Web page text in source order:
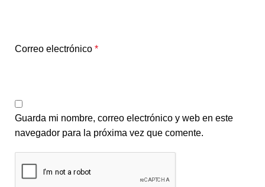
Correo electrónico *
Guarda mi nombre, correo electrónico y web en este
navegador para la próxima vez que comente.